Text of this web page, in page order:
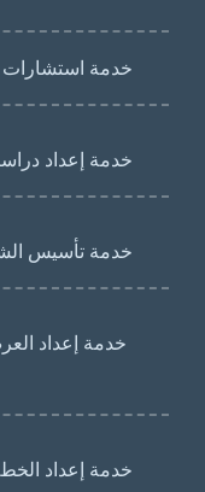
خدمة استشارات
خدمة إعداد
خدمة تأسيس
خدمة إعداد